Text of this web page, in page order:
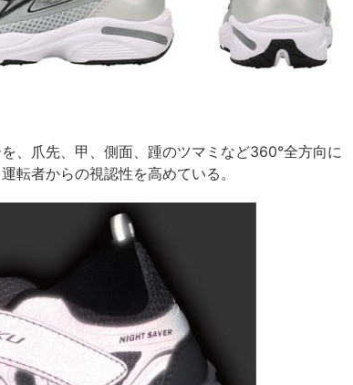
、爪先、甲、側面、踵のツマミなど360°全方向に
転者からの視認性を高めている。